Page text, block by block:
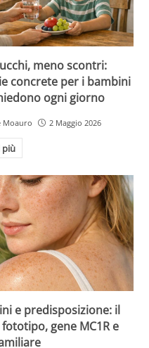
meno scontri:
concrete per i bambini
ogni giorno
Moauro 2 Maggio 2026
più
e predisposizione: il
gene MC1R e